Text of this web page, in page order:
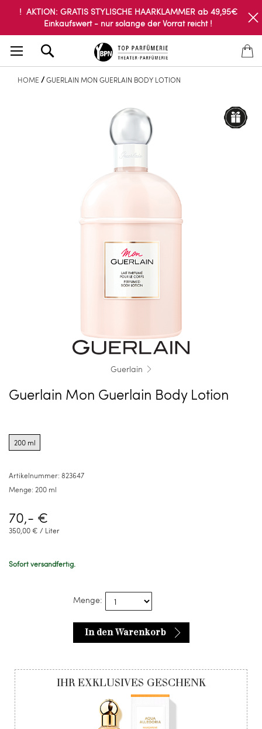
! AKTION: GRATIS STYLISCHE HAARKLAMMER ab 49,95€
Einkaufswert - nur solange der Vorrat reicht !
HOME GUERLAIN MON GUERLAIN BODY LOTION
Guerlain
Guerlain Mon Guerlain Body Lotion
options
for
200 ml
Artikelnummer: 823647
Menge: 200 ml
70,- €
350,00 € / Liter
Sofort versandfertig.
Menge:
In den Warenkorb
IHR EXKLUSIVES GESCHENK